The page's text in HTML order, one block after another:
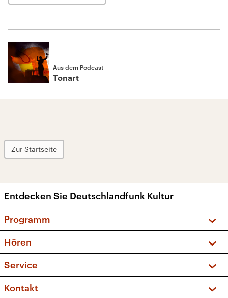
Aus dem Podcast
Tonart
Zur Startseite
Entdecken Sie Deutschlandfunk Kultur
Programm
Sendungen und Podcasts
Musikliste
Kakadu – Das Kinderprogramm
Hören
Frequenzen (UKW + DAB+)
Service
FAQ
Kontakt